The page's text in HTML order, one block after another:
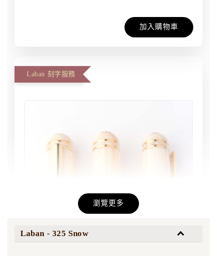
加入購物車
Laban 刻字服務
瀏覽更多
Laban - 325 Snow